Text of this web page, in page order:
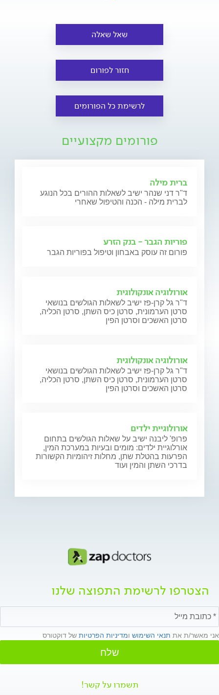
שאל שאלה
חזור לפורום
לרשימת כל הפורומים
פורומים מקצועיים
ברית מילה
ד"ר דני שנהר ישיב לשאלות ההורים בכל הנוגע
לברית מילה - הכנה והטיפול שאחרי
פוריות הגבר - בנק הזרע
פורום זה עוסק באבחון וטיפול בפוריות הגבר
אורולוגיה אונקולוגית
ד"ר גל קרן-פז ישיב לשאלות הגולשים בנושאי
סרטן הערמונית, סרטן כיס השתן, סרטן הכליה,
סרטן האשכים וסרטן הפין
אורולוגיה אונקולוגית
ד"ר גל קרן-פז ישיב לשאלות הגולשים בנושאי
סרטן הערמונית, סרטן כיס השתן, סרטן הכליה,
סרטן האשכים וסרטן הפין
אורולוגיית ילדים
פרופ' ליבנה ישיב על שאלות הגולשים בתחום
אורלוגיית ילדים: מומים ובעיות במערכת המין,
הפרעות בהטלת שתן, מחלות זיהומיות הקשורות
בדרכי השתן והמין ועוד
הצטרפו לרשימת התפוצה שלנו
אני מאשר/ת את תנאי השימוש ומדיניות הפרטיות של דוקטורס
שלח
תשמרו על קשר!